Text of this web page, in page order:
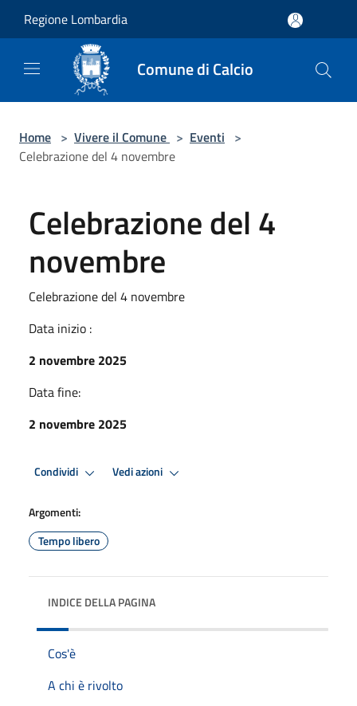
Regione Lombardia
Comune di Calcio
Home > Vivere il Comune > Eventi >
Celebrazione del 4 novembre
Celebrazione del 4
novembre
Celebrazione del 4 novembre
Data inizio :
2 novembre 2025
Data fine:
2 novembre 2025
Condividi Vedi azioni
Argomenti:
Tempo libero
INDICE DELLA PAGINA
Cos'è
A chi è rivolto